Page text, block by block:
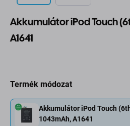
Akkumulátor iPod Touch
A1641
Termék módozat
Akkumulátor iPod Touch
1043mAh, A1641